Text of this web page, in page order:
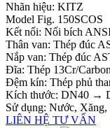
Nhãn hiệu: KITZ
Model Fig. 150SCOS
Kết nối: Nối bích
Thân van: Thép đúc
Nắp van: Thép đúc
Đĩa: Thép 13Cr/
Đệm kín: Thép phủ
Kích thước: DN40 →
Sử dụng: Nước, Xăng,
LIÊN HỆ TƯ VẤN